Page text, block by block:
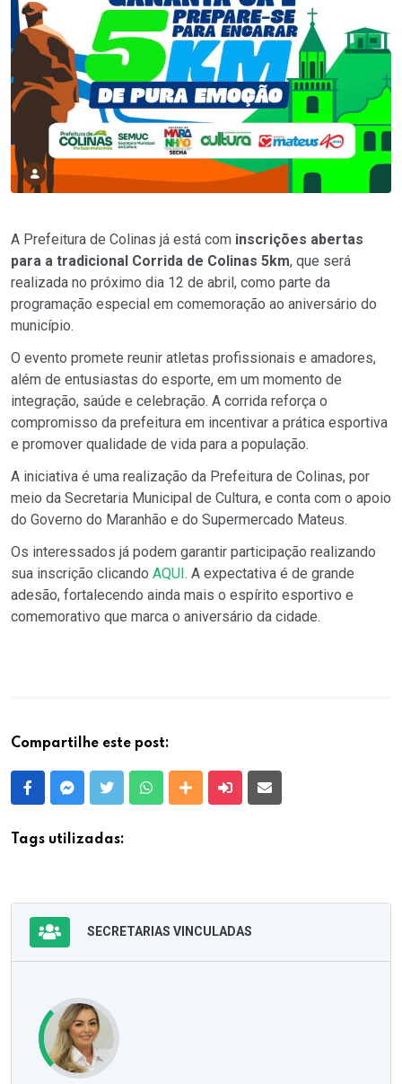
A Prefeitura de Colinas já está com inscrições abertas
para a tradicional Corrida de Colinas 5km, que será
realizada no próximo dia 12 de abril, como parte da
programação especial em comemoração ao aniversário do
município.
O evento promete reunir atletas profissionais e amadores,
além de entusiastas do esporte, em um momento de
integração, saúde e celebração. A corrida reforça o
compromisso da prefeitura em incentivar a prática esportiva
e promover qualidade de vida para a população.
A iniciativa é uma realização da Prefeitura de Colinas, por
meio da Secretaria Municipal de Cultura, e conta com o apoio
do Governo do Maranhão e do Supermercado Mateus.
Os interessados já podem garantir participação realizando
sua inscrição clicando AQUI. A expectativa é de grande
adesão, fortalecendo ainda mais o espírito esportivo e
comemorativo que marca o aniversário da cidade.
Compartilhe este post:
FacebookMessenger
Twitter WhatsappOutras MídiasEnviar para um amigo
Tags utilizadas:
SECRETARIAS VINCULADAS